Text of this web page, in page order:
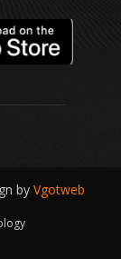
by Vgotweb